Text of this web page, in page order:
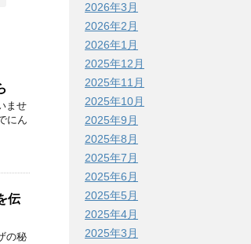
ませ
にん
伝
の秘
2026年3月
2026年2月
2026年1月
2025年12月
2025年11月
2025年10月
2025年9月
2025年8月
2025年7月
2025年6月
2025年5月
2025年4月
2025年3月